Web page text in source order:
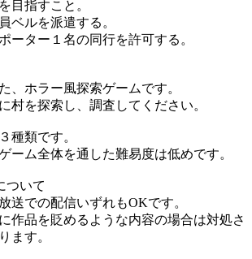
目指すこと。
ベルを派遣する。
ーター１名の同行を許可する。
、ホラー風探索ゲームです。
村を探索し、調査してください。
種類です。
ーム全体を通した難易度は低めです。
ついて
送での配信いずれもOKです。
作品を貶めるような内容の場合は対処さ
ます。